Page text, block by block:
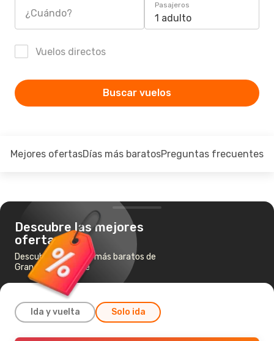
¿Cuándo?
Pasajeros
1 adulto
Vuelos directos
Buscar vuelos
Mejores ofertasDías más baratosPreguntas frecuentes
Descubre las mejores
ofertas
Descubre los vuelos más baratos de
Granada a Alicante
Ida y vuelta Solo ida